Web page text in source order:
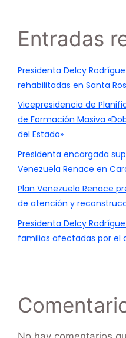
Entradas
Presidenta Delcy
rehabilitadas en Santa
Vicepresidencia de
de Formación Masiva
del Estado»
Presidenta encargada
Venezuela Renace en
Plan Venezuela Renace
de atención y
Presidenta Delcy
familias afectadas por el